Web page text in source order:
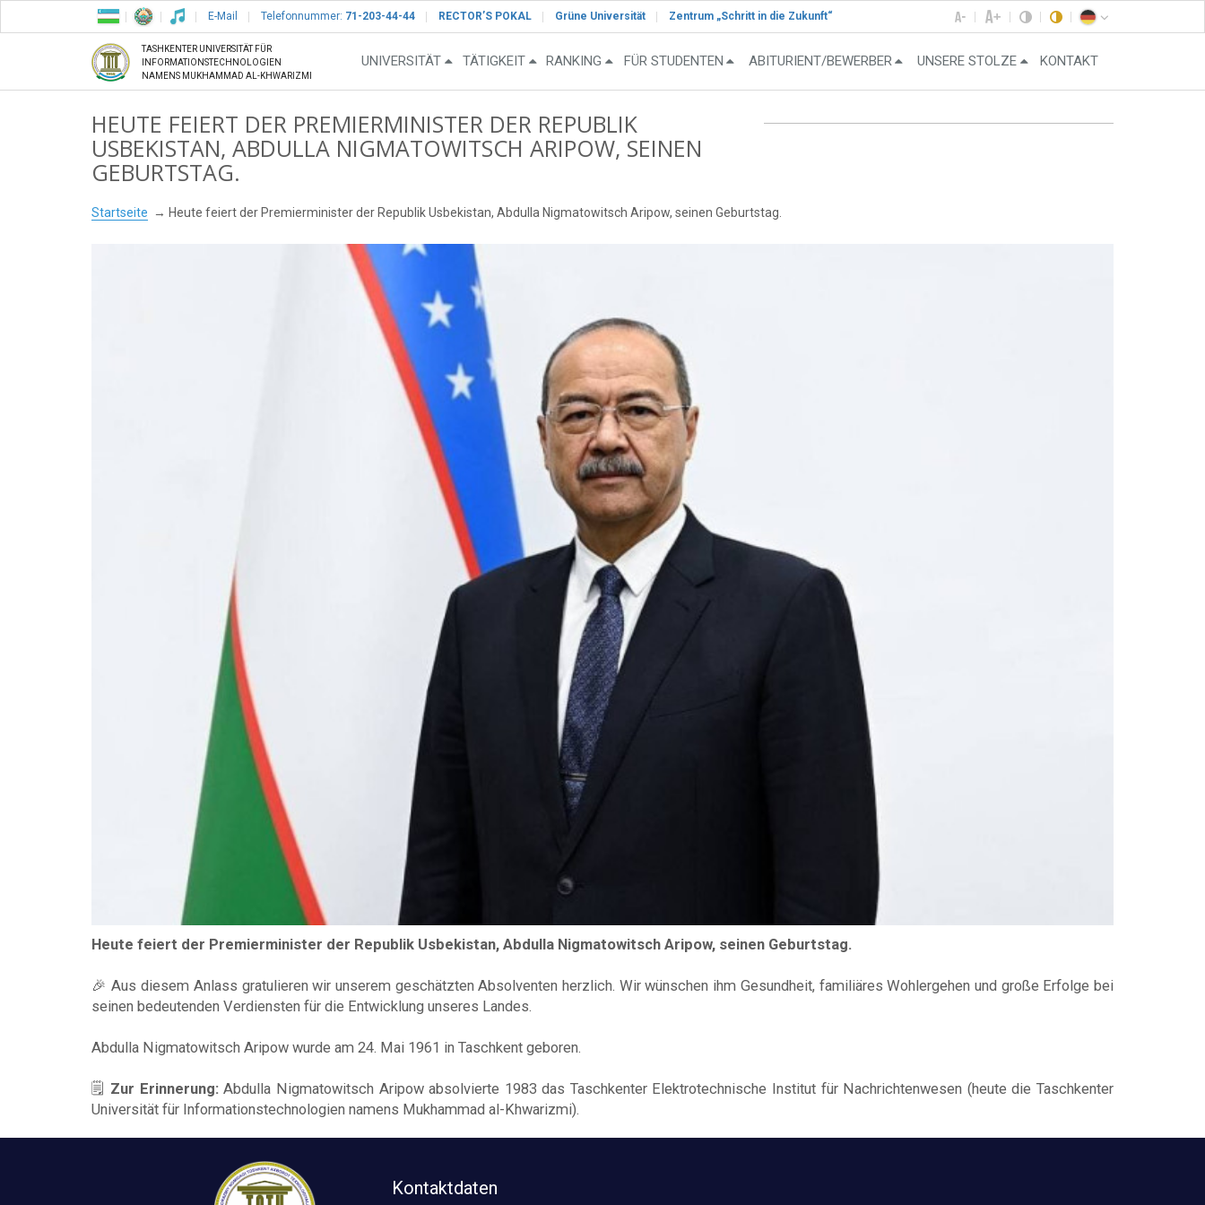
E-Mail Telefonnummer: 71-203-44-44 RECTOR’S POKAL Grüne Universität Zentrum „Schritt in die Zukunft“
TASHKENTER UNIVERSITÄT FÜR
INFORMATIONSTECHNOLOGIEN
NAMENS MUKHAMMAD AL-KHWARIZMI
UNIVERSITÄT TÄTIGKEIT RANKING FÜR STUDENTEN ABITURIENT/BEWERBER UNSERE STOLZE KONTAKT
HEUTE FEIERT DER PREMIERMINISTER DER REPUBLIK
USBEKISTAN, ABDULLA NIGMATOWITSCH ARIPOW, SEINEN
GEBURTSTAG.
Startseite Heute feiert der Premierminister der Republik Usbekistan, Abdulla Nigmatowitsch Aripow, seinen Geburtstag.
Heute feiert der Premierminister der Republik Usbekistan, Abdulla Nigmatowitsch Aripow, seinen Geburtstag.
🎉 Aus diesem Anlass gratulieren wir unserem geschätzten Absolventen herzlich. Wir wünschen ihm Gesundheit, familiäres Wohlergehen und große Erfolge bei
seinen bedeutenden Verdiensten für die Entwicklung unseres Landes.
Abdulla Nigmatowitsch Aripow wurde am 24. Mai 1961 in Taschkent geboren.
🗒 Zur Erinnerung:Abdulla Nigmatowitsch Aripow absolvierte 1983 das Taschkenter Elektrotechnische Institut für Nachrichtenwesen (heute die Taschkenter
Universität für Informationstechnologien namens Mukhammad al-Khwarizmi).
Kontaktdaten